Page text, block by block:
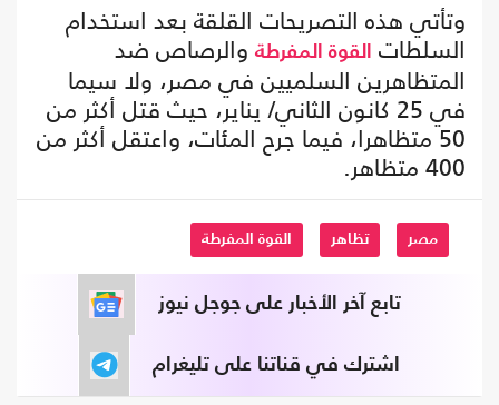
وتأتي هذه التصريحات القلقة بعد استخدام
السلطات القوة المفرطة والرصاص ضد
المتظاهرين السلميين في مصر، ولا سيما
في 25 كانون الثاني/ يناير، حيث قتل أكثر من
50 متظاهرا، فيما جرح المئات، واعتقل أكثر من
400 متظاهر.
مصر تظاهر القوة المفرطة
تابع آخر الأخبار على جوجل نيوز
اشترك في قناتنا على تليغرام